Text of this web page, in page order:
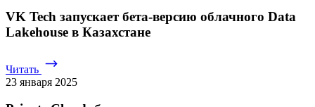
VK Tech запускает бета-версию облачного Data
Lakehouse в Казахстане
Читать
23 января 2025